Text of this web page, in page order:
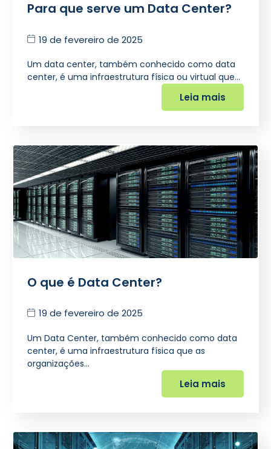
Para que serve um Data Center?
19 de fevereiro de 2025
Um data center, também conhecido como data
center, é uma infraestrutura física ou virtual que…
Leia mais
O que é Data Center?
19 de fevereiro de 2025
Um Data Center, também conhecido como data
center, é uma infraestrutura física que as
organizações…
Leia mais